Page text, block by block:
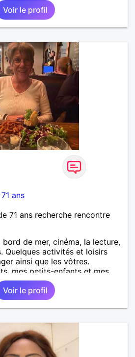
Voir le profil
71 ans
71 ans recherche rencontre
bord de mer, cinéma, la lecture,
Quelques activités et loisirs
ainsi que les vôtres.
mes petits-enfants et mes
des enfants à l’école, pour le
Se rencontrer, être à l’écoute,
de confiance, pour une
Les voyages et où
battus me raviraient. Je
à votre message. Au plaisir de
Voir le profil